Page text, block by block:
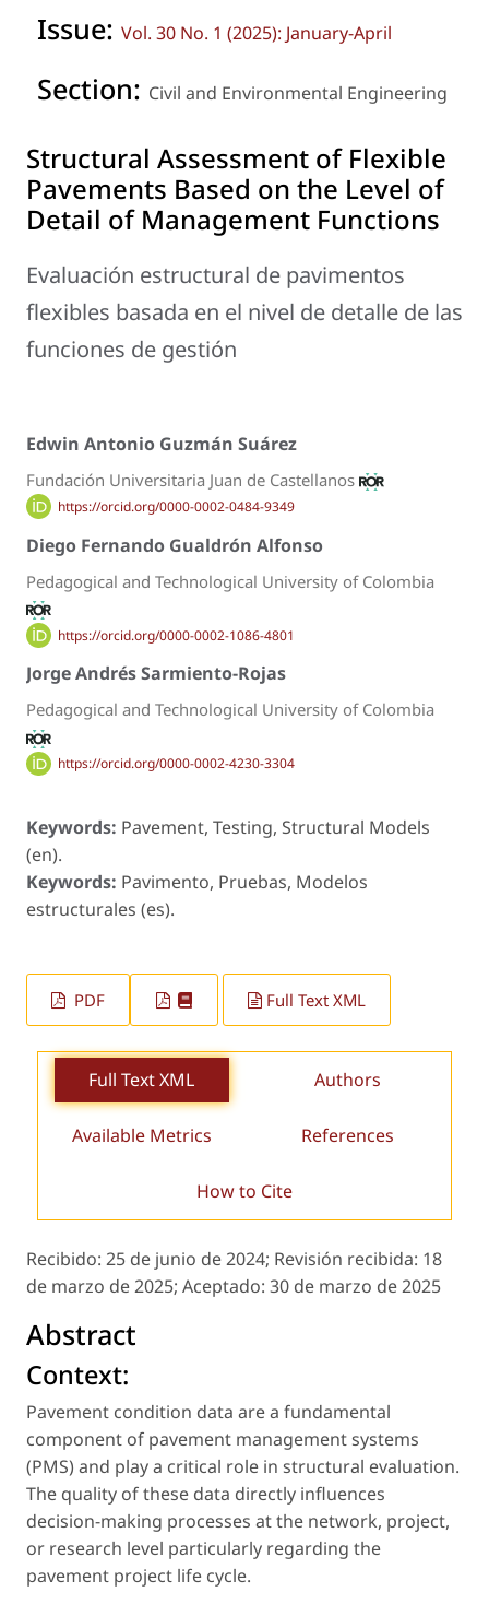
Issue: Vol. 30 No. 1 (2025): January-April
Section: Civil and Environmental Engineering
Structural Assessment of Flexible
Pavements Based on the Level of
Detail of Management Functions
Evaluación estructural de pavimentos
flexibles basada en el nivel de detalle de las
funciones de gestión
Edwin Antonio Guzmán Suárez
Fundación Universitaria Juan de Castellanos
https://orcid.org/0000-0002-0484-9349
Diego Fernando Gualdrón Alfonso
Pedagogical and Technological University of Colombia
https://orcid.org/0000-0002-1086-4801
Jorge Andrés Sarmiento-Rojas
Pedagogical and Technological University of Colombia
https://orcid.org/0000-0002-4230-3304
Keywords: Pavement, Testing, Structural Models
(en).
Keywords: Pavimento, Pruebas, Modelos
estructurales (es).
PDF Full Text XML
Full Text XML Authors
Available Metrics References
How to Cite
Recibido: 25 de junio de 2024; Revisión recibida: 18
de marzo de 2025; Aceptado: 30 de marzo de 2025
Abstract
Context:
Pavement condition data are a fundamental
component of pavement management systems
(PMS) and play a critical role in structural evaluation.
The quality of these data directly influences
decision-making processes at the network, project,
or research level particularly regarding the
pavement project life cycle.